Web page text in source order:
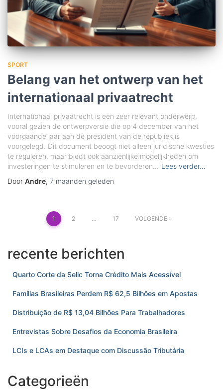
SPORT
Belang van het ontwerp van het
internationaal privaatrecht
Internationaal privaatrecht is een zeer relevant onderwerp,
vooral gezien de ontwerpversie die op 4 december van het
voorgaande jaar aan de president van de republiek is
voorgelegd. Dit document beoogt niet alleen juridische kwesties
te reguleren, maar biedt ook aanzienlijke mogelijkheden om
investeringen te stimuleren en te bevorderen...
Lees verder…
Door Andre, 7 maanden geleden
Berichten
paginering
1 2 … 17 VOLGENDE
recente berichten
Quarto Corte da Selic Torna Crédito Mais Acessível
Famílias Brasileiras Perdem R$ 62,5 Bilhões em Apostas
Distribuição de R$ 13,04 Bilhões Para Trabalhadores
Entrevistas Sobre Desafios da Economia Brasileira
LCIs e LCAs em Destaque com Discussão Tributária
Categorieën